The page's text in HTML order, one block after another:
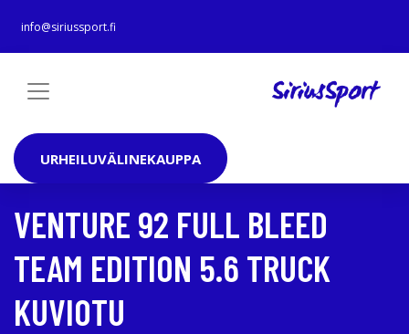
info@siriussport.fi
URHEILUVÄLINEKAUPPA
VENTURE 92 FULL BLEED
TEAM EDITION 5.6 TRUCK
KUVIOTU